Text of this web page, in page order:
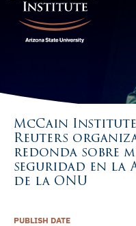
McCain
Reuters
redonda sobre
seguridad en la
de la ONU
PUBLISH DATE